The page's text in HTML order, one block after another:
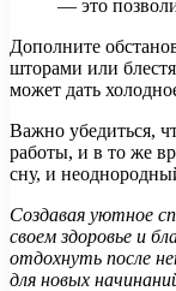
— это
Дополните
шторами или
может дать
Важно убедиться,
работы, и в то же
сну, и
Создавая уютное
своем здоровье и
отдохнуть после
для новых